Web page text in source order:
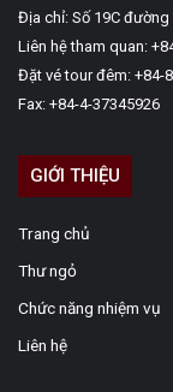
Địa chỉ: Số 19C
Liên hệ tham quan:
Đặt vé tour đêm: +84-
Fax: +84-4-37345926
GIỚI THIỆU
Trang chủ
Thư ngỏ
Chức năng nhiệm vụ
Liên hệ